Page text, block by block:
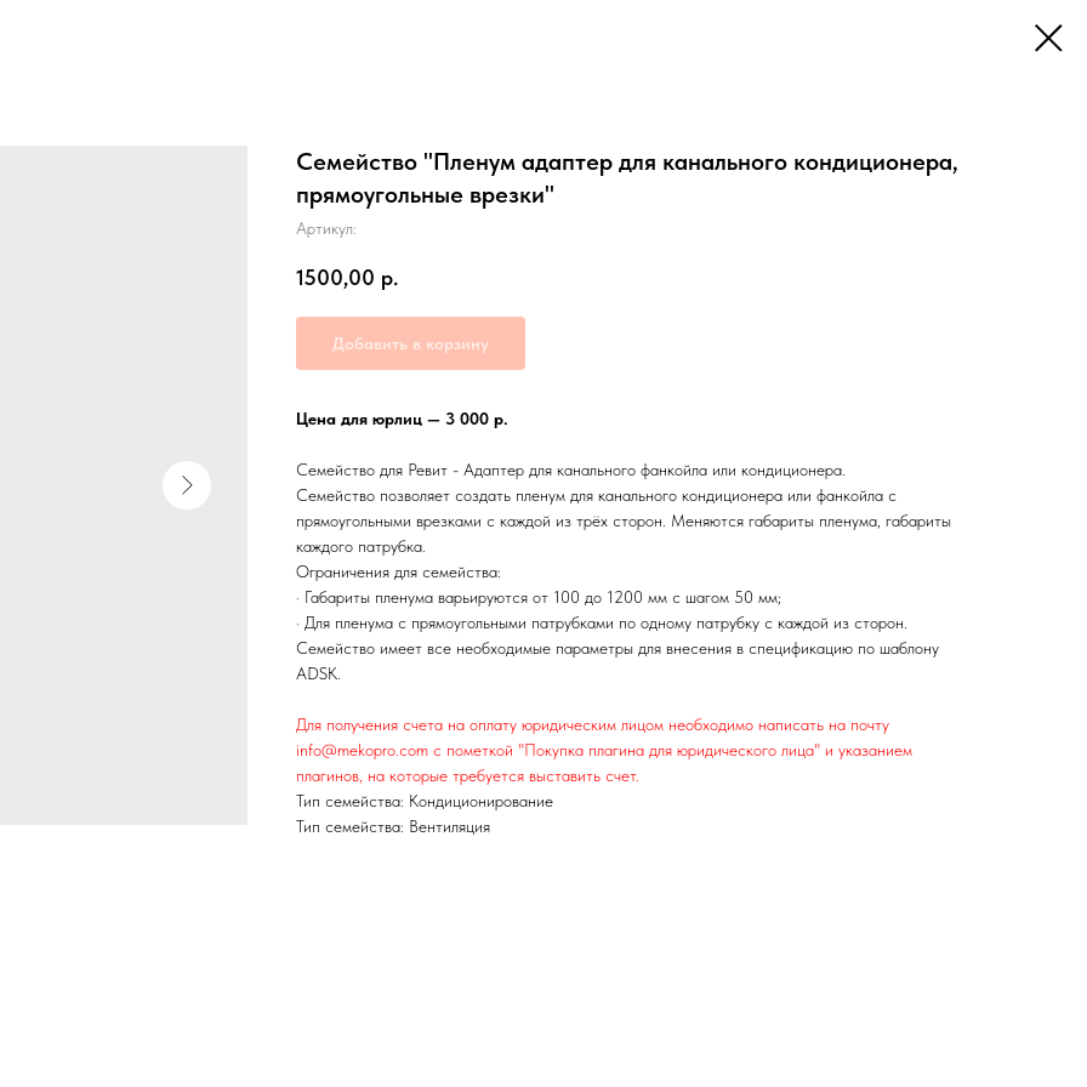
Семейство "Пленум адаптер для канального кондиционера,
прямоугольные врезки"
Артикул:
1500,00 р.
Добавить в корзину
Цена для юрлиц — 3 000 р.
Семейство для Ревит - Адаптер для канального фанкойла или кондиционера.
Семейство позволяет создать пленум для канального кондиционера или фанкойла с
прямоугольными врезками с каждой из трёх сторон. Меняются габариты пленума, габариты
каждого патрубка.
Ограничения для семейства:
· Габариты пленума варьируются от 100 до 1200 мм с шагом 50 мм;
· Для пленума с прямоугольными патрубками по одному патрубку с каждой из сторон.
Семейство имеет все необходимые параметры для внесения в спецификацию по шаблону
ADSK.
Для получения счета на оплату юридическим лицом необходимо написать на почту
info@mekopro.com с пометкой "Покупка плагина для юридического лица" и указанием
плагинов, на которые требуется выставить счет.
Тип семейства: Кондиционирование
Тип семейства: Вентиляция